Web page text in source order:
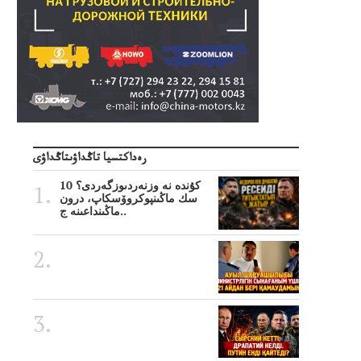
رەداكتسيا تاڭداۋىتاڭداۋى
10 كۇندە نە وزنەردىوزگەردى؟
سك ماڭىنپوكروۆسكاپ، درون
ماڭىنداعىنە ج..